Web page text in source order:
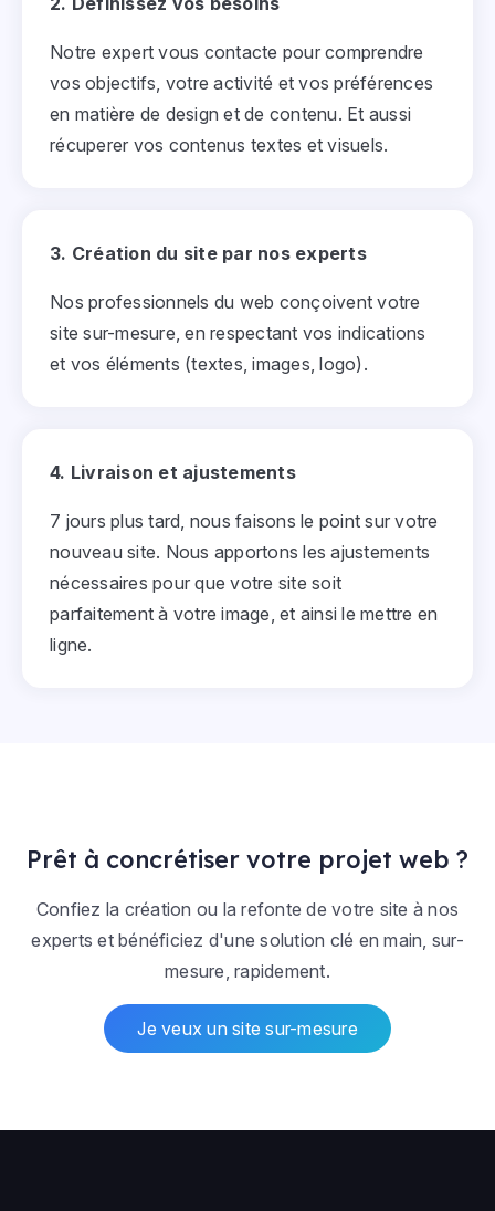
Notre expert vous contacte pour comprendre
vos objectifs, votre activité et vos préférences
en matière de design et de contenu. Et aussi
récuperer vos contenus textes et visuels.
3. Création du site par nos experts
Nos professionnels du web conçoivent votre
site sur-mesure, en respectant vos indications
et vos éléments (textes, images, logo).
4. Livraison et ajustements
7 jours plus tard, nous faisons le point sur votre
nouveau site. Nous apportons les ajustements
nécessaires pour que votre site soit
parfaitement à votre image, et ainsi le mettre en
ligne.
Prêt à concrétiser votre projet web ?
Confiez la création ou la refonte de votre site à nos
experts et bénéficiez d'une solution clé en main, sur-
mesure, rapidement.
Je veux un site sur-mesure